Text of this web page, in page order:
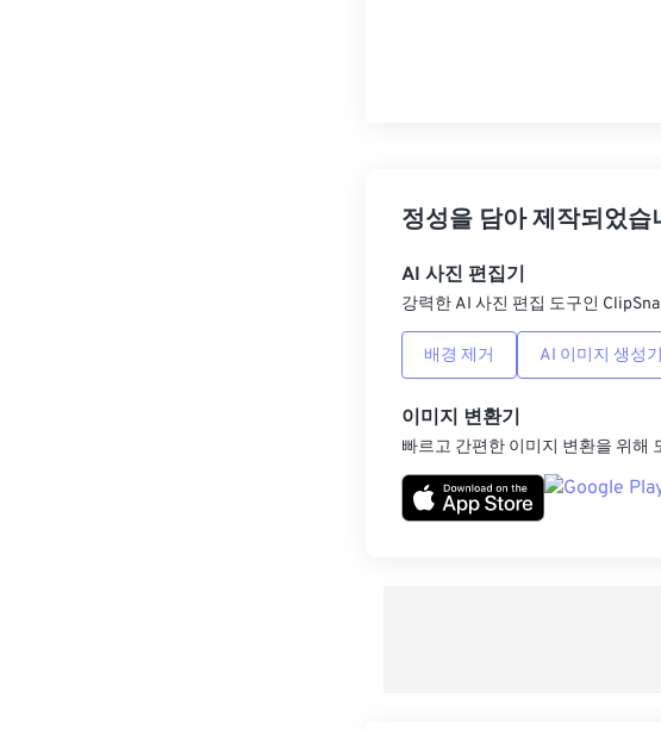
정성을 담아 제작되었습
AI 사진 편집기
강력한 AI 사진 편집 도구인
배경 제거 AI 이미지 생성기
이미지 변환기
빠르고 간편한 이미지 변환을 위해